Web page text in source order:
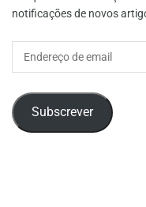
notificações de novos
Endereço
Subscrever